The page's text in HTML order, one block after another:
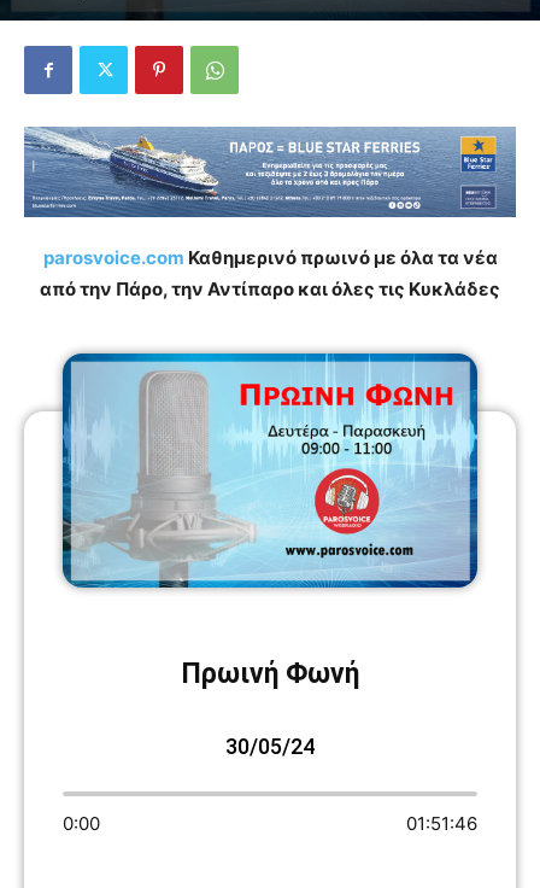
parosvoice.com Καθημερινό πρωινό με όλα τα νέα
από την Πάρο, την Αντίπαρο και όλες τις Κυκλάδες
Πρωινή Φωνή
30/05/24
0:00 01:51:46